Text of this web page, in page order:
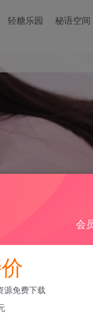
轻糖乐园 秘语空间
。她们的视频和照会
源免费下载